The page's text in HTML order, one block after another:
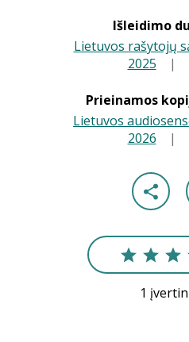
Išleidimo
Lietuvos rašytojų
2025 |
Prieinamos
Lietuvos
2026 |
1